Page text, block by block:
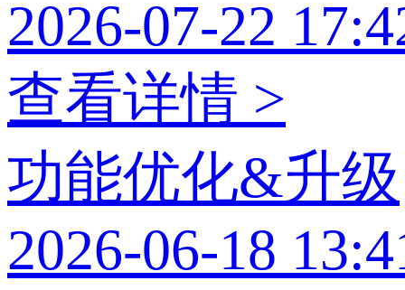
2026-07-22
查看详情 >
功能优化&升级
2026-06-18